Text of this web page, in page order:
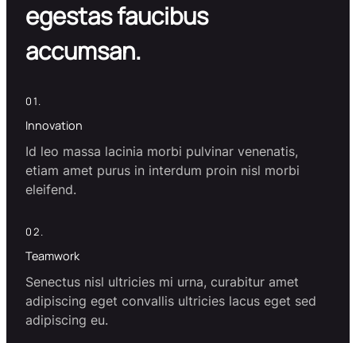
egestas faucibus
accumsan.
01.
Innovation
Id leo massa lacinia morbi pulvinar venenatis,
etiam amet purus in interdum proin nisl morbi
eleifend.
02.
Teamwork
Senectus nisl ultricies mi urna, curabitur amet
adipiscing eget convallis ultricies lacus eget sed
adipiscing eu.